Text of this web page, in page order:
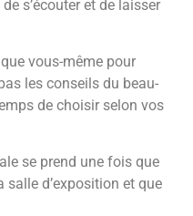
s’écouter et de laisser
vous-même pour
les conseils du beau-
de choisir selon vos
se prend une fois que
d’exposition et que